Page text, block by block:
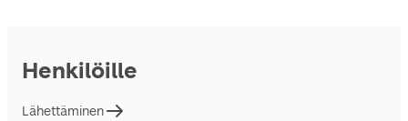
Henkilöille
Lähettäminen